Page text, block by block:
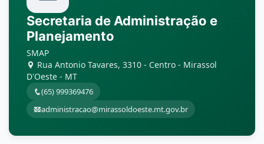
Secretaria de Administração e
Planejamento
SMAP
Rua Antonio Tavares, 3310 - Centro - Mirassol
D'Oeste - MT
(65) 999369476
administracao@mirassoldoeste.mt.gov.br